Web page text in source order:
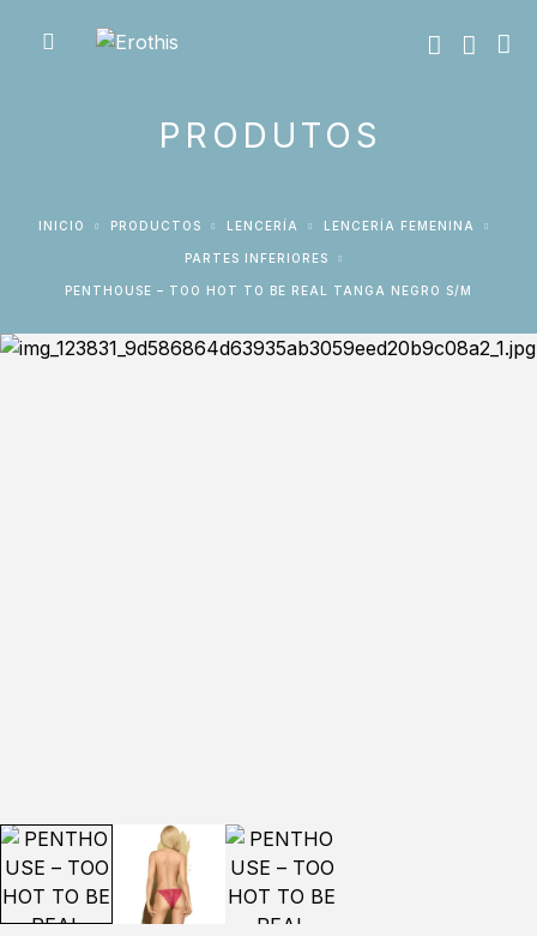
PRODUTOS
INICIO PRODUCTOS LENCERÍA LENCERÍA FEMENINA
PARTES INFERIORES
PENTHOUSE – TOO HOT TO BE REAL TANGA NEGRO S/M